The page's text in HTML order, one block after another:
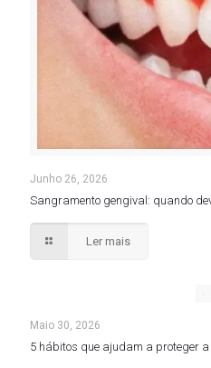
Junho 26, 2026
Sangramento gengival: quando
Ler mais
Maio 30, 2026
5 hábitos que ajudam a proteger a